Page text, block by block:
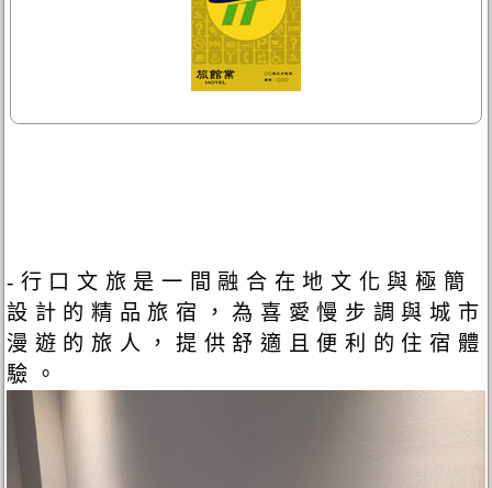
-行口文旅是一間融合在地文化與極簡
設計的精品旅宿，為喜愛慢步調與城市
漫遊的旅人，提供舒適且便利的住宿體
驗。